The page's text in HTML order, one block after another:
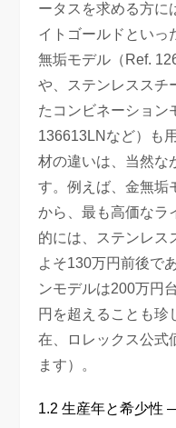
ータスを求める方に
イトゴールドといっ
無垢モデル（Ref.
や、ステンレススチ
たコンビネーション
136613LNなど）も
材の違いは、当然な
す。例えば、金無垢
から、最も高価なラ
的には、ステンレス
よそ130万円前後で
ンモデルは200万円
円を超えることも珍
在、ロレックス公式
ます）。
1.2 生産年と希少性